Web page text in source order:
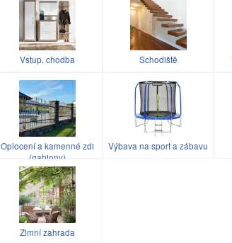
Vstup, chodba Schodiště
Oplocení a kamenné zdi
(gabiony)
Výbava na sport a zábavu
Zimní zahrada